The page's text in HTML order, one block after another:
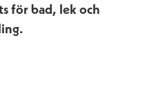
för bad, lek och